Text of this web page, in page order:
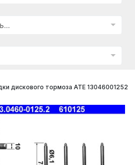
дискового тормоза ATE 13046001252